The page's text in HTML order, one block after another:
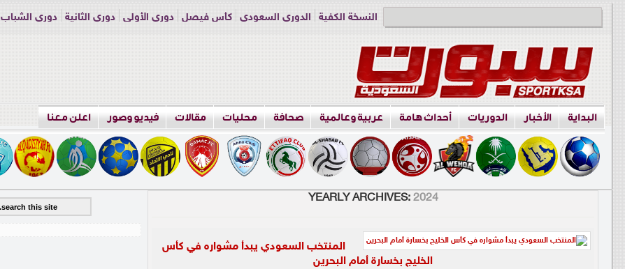
النسخة الكفية الدوري السعودي كأس فيصل دوري الأولى دوري الثانية
دوري الشباب
البداية الأخبار الدوريات أحداث هامة عربية وعالمية صحافة محليات مقالات فيديو وصور اعلن معنا
YEARLY ARCHIVES: 2024
المنتخب السعودي يبدأ مشواره في كأس
الخليج بخسارة أمام البحرين